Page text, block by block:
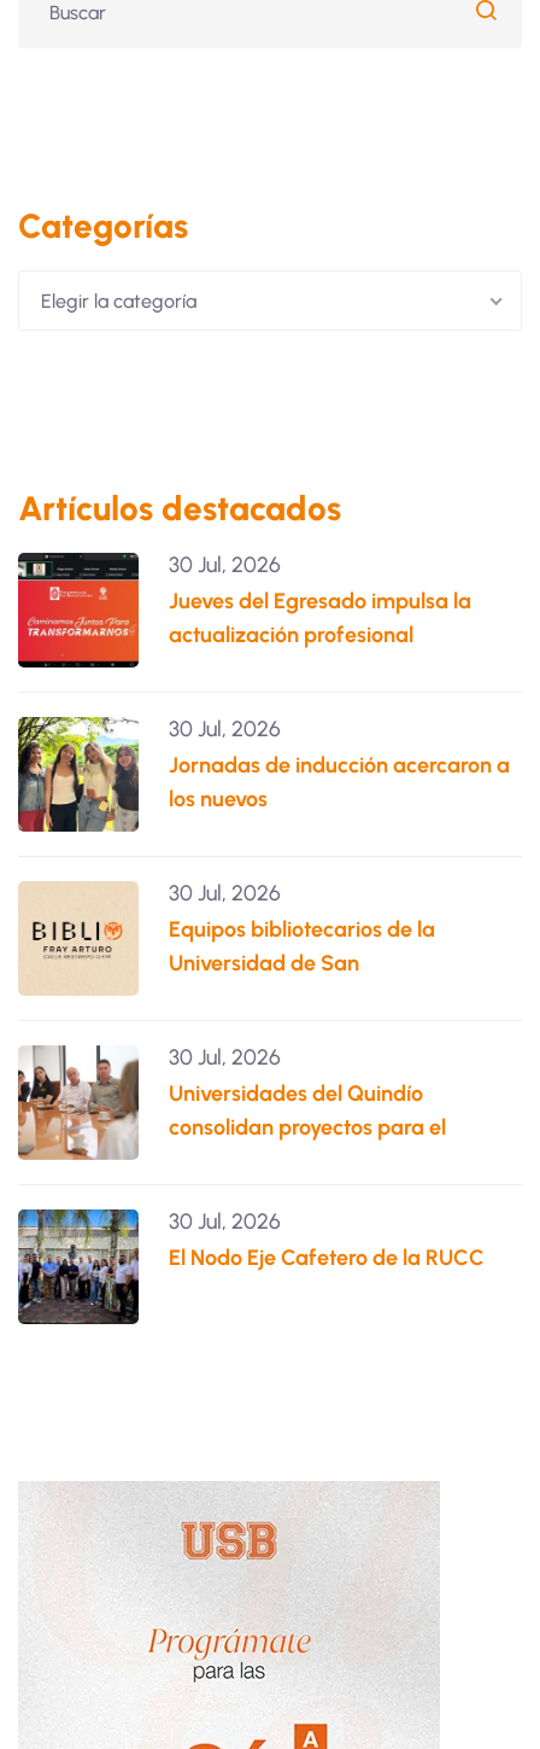
Categorías
Elegir la categoría
Artículos destacados
30 Jul, 2026
Jueves del Egresado impulsa la
actualización profesional
30 Jul, 2026
Jornadas de inducción acercaron a
los nuevos
30 Jul, 2026
Equipos bibliotecarios de la
Universidad de San
30 Jul, 2026
Universidades del Quindío
consolidan proyectos para el
30 Jul, 2026
El Nodo Eje Cafetero de la RUCC